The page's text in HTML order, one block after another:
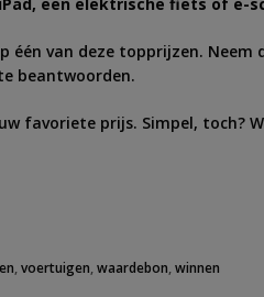
één van deze topprijzen. Neem
beantwoorden.
favoriete prijs. Simpel, toch?
,voertuigen,waardebon,winnen